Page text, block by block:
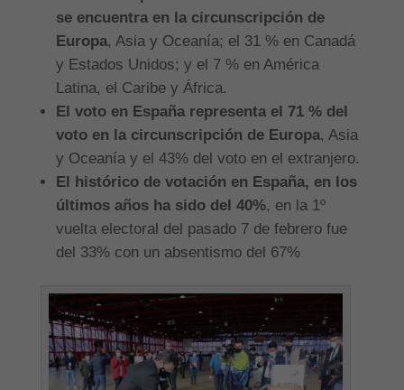
se encuentra en la circunscripción de
Europa, Asia y Oceanía; el 31 % en Canadá
y Estados Unidos; y el 7 % en América
Latina, el Caribe y África.
El voto en España representa el 71 % del
voto en la circunscripción de Europa, Asia
y Oceanía y el 43% del voto en el extranjero.
El histórico de votación en España, en los
últimos años ha sido del 40%, en la 1º
vuelta electoral del pasado 7 de febrero fue
del 33% con un absentismo del 67%